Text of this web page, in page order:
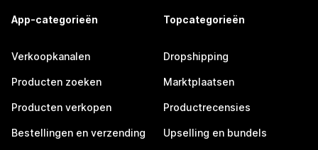
App-categorieën
Verkoopkanalen
Producten zoeken
Producten verkopen
Bestellingen en verzending
Topcategorieën
Dropshipping
Marktplaatsen
Productrecensies
Upselling en bundels